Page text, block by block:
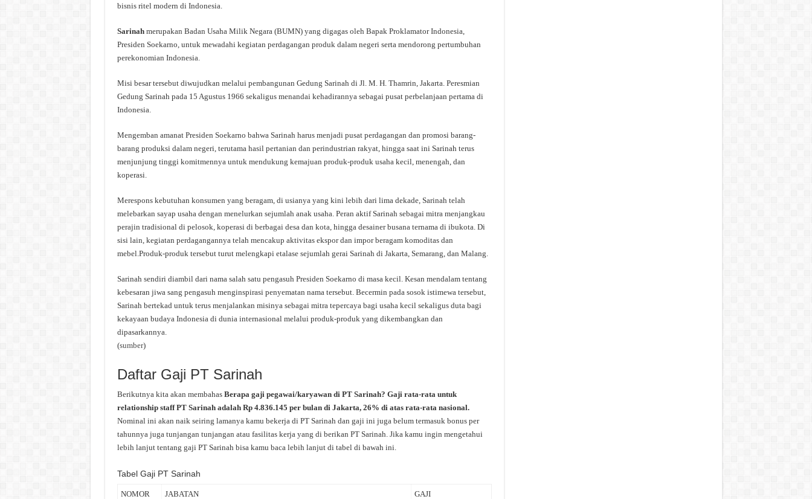
bisnis ritel modern di Indonesia.
Sarinahmerupakan Badan Usaha Milik Negara (BUMN) yang digagas oleh Bapak Proklamator Indonesia,
Presiden Soekarno, untuk mewadahi kegiatan perdagangan produk dalam negeri serta mendorong pertumbuhan
perekonomian Indonesia.
Misi besar tersebut diwujudkan melalui pembangunan Gedung Sarinah di Jl. M. H. Thamrin, Jakarta. Peresmian
Gedung Sarinah pada 15 Agustus 1966 sekaligus menandai kehadirannya sebagai pusat perbelanjaan pertama di
Indonesia.
Mengemban amanat Presiden Soekarno bahwa Sarinah harus menjadi pusat perdagangan dan promosi barang-
barang produksi dalam negeri, terutama hasil pertanian dan perindustrian rakyat, hingga saat ini Sarinah terus
menjunjung tinggi komitmennya untuk mendukung kemajuan produk-produk usaha kecil, menengah, dan
koperasi.
Merespons kebutuhan konsumen yang beragam, di usianya yang kini lebih dari lima dekade, Sarinah telah
melebarkan sayap usaha dengan menelurkan sejumlah anak usaha. Peran aktif Sarinah sebagai mitra menjangkau
perajin tradisional di pelosok, koperasi di berbagai desa dan kota, hingga desainer busana ternama di ibukota. Di
sisi lain, kegiatan perdagangannya telah mencakup aktivitas ekspor dan impor beragam komoditas dan
mebel.Produk-produk tersebut turut melengkapi etalase sejumlah gerai Sarinah di Jakarta, Semarang, dan Malang.
Sarinah sendiri diambil dari nama salah satu pengasuh Presiden Soekarno di masa kecil. Kesan mendalam tentang
kebesaran jiwa sang pengasuh menginspirasi penyematan nama tersebut. Becermin pada sosok istimewa tersebut,
Sarinah bertekad untuk terus menjalankan misinya sebagai mitra tepercaya bagi usaha kecil sekaligus duta bagi
kekayaan budaya Indonesia di dunia internasional melalui produk-produk yang dikembangkan dan
dipasarkannya.
(sumber)
Daftar Gaji PT Sarinah
Berikutnya kita akan membahas Berapa gaji pegawai/karyawan di PT Sarinah? Gaji rata-rata untuk
relationship staff PT Sarinah adalah Rp 4.836.145 per bulan di Jakarta, 26% di atas rata-rata nasional.
Nominal ini akan naik seiring lamanya kamu bekerja di PT Sarinah dan gaji ini juga belum termasuk bonus per
tahunnya juga tunjangan tunjangan atau fasilitas kerja yang di berikan PT Sarinah. Jika kamu ingin mengetahui
lebih lanjut tentang gaji PT Sarinah bisa kamu baca lebih lanjut di tabel di bawah ini.
Tabel Gaji PT Sarinah
NOMOR JABATAN GAJI